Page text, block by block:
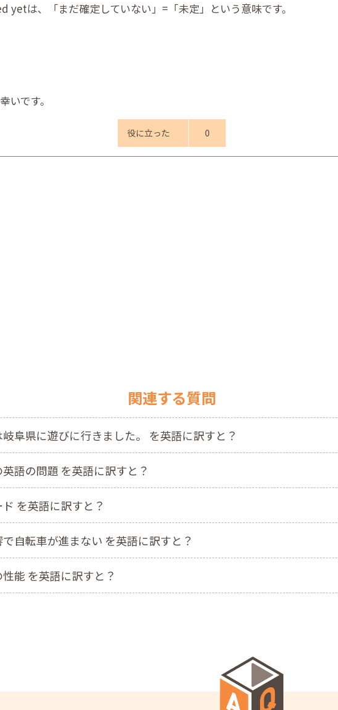
yetは、「まだ確定していない」=「未定」という意味です。
いです。
役に立った 0
関連する質問
阜県に遊びに行きました。 を英語に訳すと？
語の問題 を英語に訳すと？
を英語に訳すと？
自転車が進まない を英語に訳すと？
能 を英語に訳すと？